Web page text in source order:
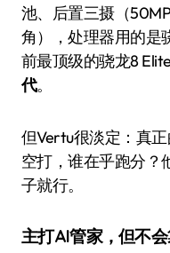
池、后置三摄（
角），处理器用的是
前最顶级的骁龙8
代。
但Vertu很淡定：真
空打，谁在乎跑分？
子就行。
主打AI管家，但不